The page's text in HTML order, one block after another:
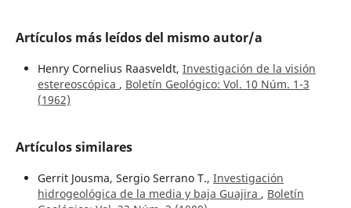
Artículos más leídos del mismo autor/a
Henry Cornelius Raasveldt, Investigación de la visión
estereoscópica , Boletín Geológico: Vol. 10 Núm. 1-3
(1962)
Artículos similares
Gerrit Jousma, Sergio Serrano T., Investigación
hidrogeológica de la media y baja Guajira , Boletín